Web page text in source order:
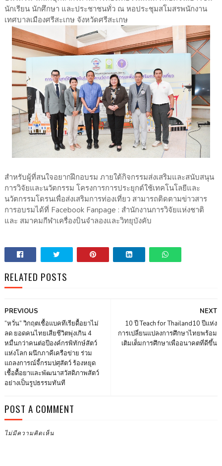
นักเรียน นักศึกษา และประชาชนทั่ว ณ หอประชุมสโมสรพนักงาน
เทศบาลเมืองศรีสะเกษ จังหวัดศรีสะเกษ
สำหรับผู้ที่สนใจอยากฝึกอบรม ภายใต้กิจกรรมส่งเสริมและสนับสนุน
การวิจัยและนวัตกรรม โครงการการประยุกต์ใช้เทคโนโลยีและ
นวัตกรรมโดรนเพื่อส่งเสริมการท่องเที่ยว สามารถติดตามข่าวสาร
การอบรมได้ที่ Facebook Fanpage : สำนักงานการวิจัยแห่งชาติ
และ สมาคมกีฬาเครื่องบินจำลองและวิทยุบังคับ
RELATED POSTS
NEXT
10 ปี Teach for Thailand10 ปีแห่ง
การเปลี่ยนแปลงการศึกษาไทยพร้อม
เติมเต็มการศึกษาเพื่ออนาคตที่ดีขึ้น
PREVIOUS
“หวั่น”​ วิกฤตเชื้อแบคทีเรียดื้อยาไม่
ลด ยอดคนไทยเสียชีวิตพุ่งเกิน 4
หมื่นกว่าคนต่อปีองค์กรพิทักษ์สัตว์
แห่งโลก ผนึกภาคีเครือข่าย ร่วม
แถลงการณ์จี้กรมปศุสัตว์ ร้องหยุด
เชื้อดื้อยาและพัฒนาสวัสดิภาพสัตว์
อย่างเป็นรูปธรรมทันที
POST A COMMENT
ไม่มีความคิดเห็น